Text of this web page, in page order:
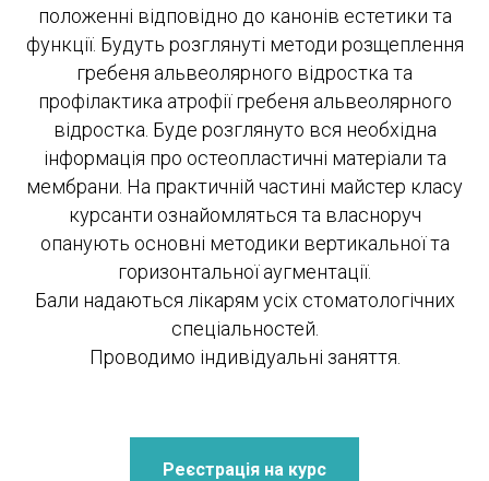
положенні відповідно до канонів естетики та
функції. Будуть розглянуті методи розщеплення
гребеня альвеолярного відростка та
профілактика атрофії гребеня альвеолярного
відростка. Буде розглянуто вся необхідна
інформація про остеопластичні матеріали та
мембрани. На практичній частині майстер класу
курсанти ознайомляться та власноруч
опанують основні методики вертикальної та
горизонтальної аугментації.
Бали надаються лікарям усіх стоматологічних
спеціальностей.
Проводимо індивідуальні заняття.
Реєстрація на курс